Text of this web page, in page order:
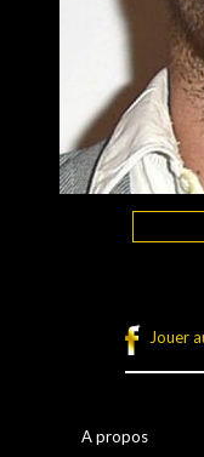
Jouer
A propos